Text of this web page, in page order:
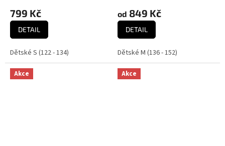
799 Kč
DETAIL
Dětské S (122 - 134)
od 849 Kč
DETAIL
Dětské M (136 - 152)
Akce Akce